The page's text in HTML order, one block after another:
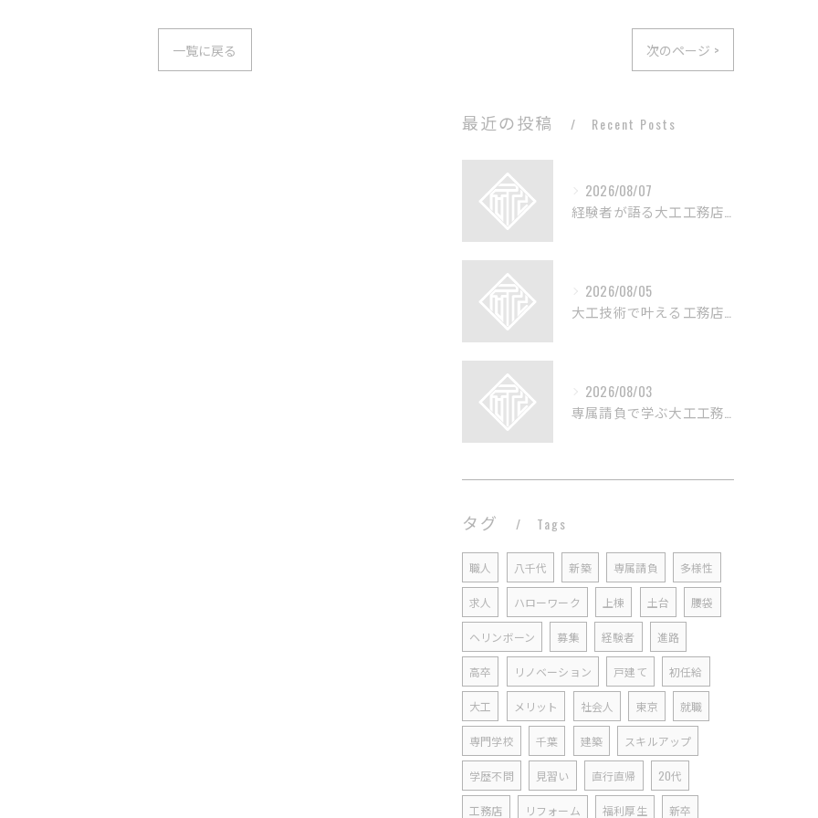
一覧に戻る 次のページ >
最近の投稿 Recent Posts
2026/08/07
2026/08/05
2026/08/03
タグ Tags
職人 八千代 新築 専属請負 多様性
求人 ハローワーク 上棟 土台 腰袋
ヘリンボーン 募集 経験者 進路
高卒 リノベーション 戸建て 初任給
大工 メリット 社会人 東京 就職
専門学校 千葉 建築 スキルアップ
学歴不問 見習い 直行直帰 20代
工務店 リフォーム 福利厚生 新卒